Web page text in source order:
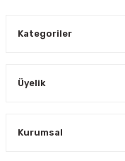
Kategoriler
Üyelik
Kurumsal